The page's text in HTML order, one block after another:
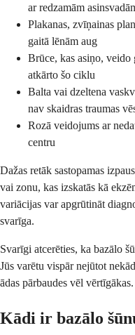
ar redzamām
Plakanas, zvīņainas
gaitā lēnām aug
Brūce, kas asiņo, veido
atkārto šo ciklu
Balta vai dzeltena
nav skaidras traumas
Rozā veidojums ar
centru
Dažas retāk sastopamas
vai zonu, kas izskatās kā
variācijas var apgrūtināt
svarīga.
Svarīgi atcerēties, ka bazālo
Jūs varētu vispār nejūtot
ādas pārbaudes vēl vērtīgākas.
Kādi ir bazālo